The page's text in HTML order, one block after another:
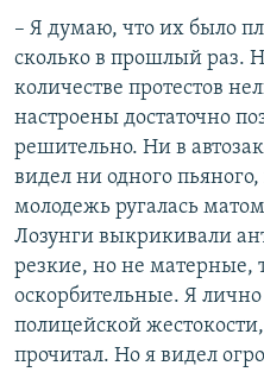
– Я думаю, что их было
сколько в прошлый раз.
количестве протестов
настроены достаточно
решительно. Ни в
видел ни одного
молодежь ругалась
Лозунги выкрикивали
резкие, но не матерные,
оскорбительные. Я лично
полицейской
прочитал. Но я видел